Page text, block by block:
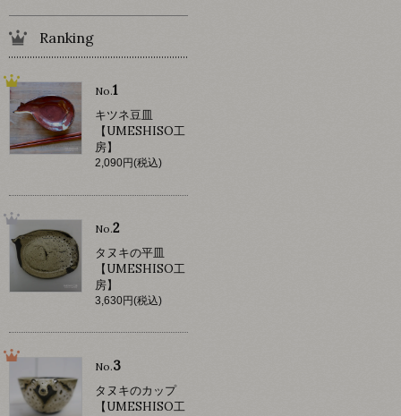
Ranking
No.1
キツネ豆皿
【UMESHISO工
房】
2,090円(税込)
No.2
タヌキの平皿
【UMESHISO工
房】
3,630円(税込)
No.3
タヌキのカップ
【UMESHISO工